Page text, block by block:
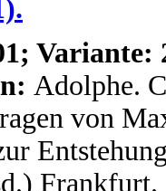
Variante:
Adolphe.
von